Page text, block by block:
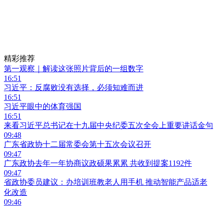
精彩推荐
第一观察｜解读这张照片背后的一组数字
16:51
习近平：反腐败没有选择，必须知难而进
16:51
习近平眼中的体育强国
16:51
来看习近平总书记在十九届中央纪委五次全会上重要讲话金句
09:48
广东省政协十二届常委会第十五次会议召开
09:47
广东政协去年一年协商议政硕果累累 共收到提案1192件
09:47
省政协委员建议：办培训班教老人用手机 推动智能产品适老
化改造
09:46